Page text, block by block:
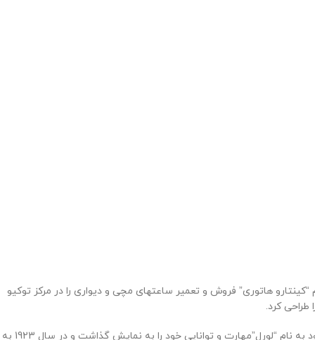
و معتبرترین ساعتهای ژاپنی است.این شرکت کار خود را در سال 1881 در توکیو ژاپن آغاز کرد .کارآفرین 22 ساله به نام “کینتارو هاتوری” فروش و تعمیر ساعتهای مچی و دیواری را در مرکز توکیو
در سال 1913 توانست اولین ساعت مچی خود را تولید کند و آن سال,سال بسیار مهمی برای این برند به شمار میرفت.کینتارو با تولید اولین ساعت مچی خود به نام “لورل”مهارت و توانایی خود را به نمایش گذاشت و در سال 1923 به